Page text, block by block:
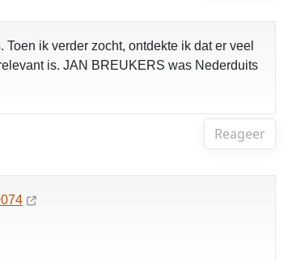
ik verder zocht, ontdekte ik dat er veel
is. JAN BREUKERS was Nederduits
Reageer